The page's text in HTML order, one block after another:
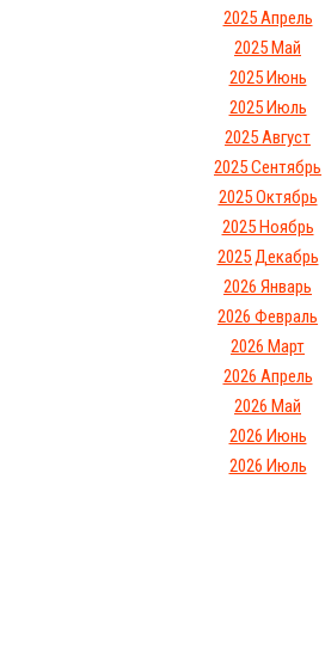
2025 Апрель
2025 Май
2025 Июнь
2025 Июль
2025 Август
2025 Сентябрь
2025 Октябрь
2025 Ноябрь
2025 Декабрь
2026 Январь
2026 Февраль
2026 Март
2026 Апрель
2026 Май
2026 Июнь
2026 Июль